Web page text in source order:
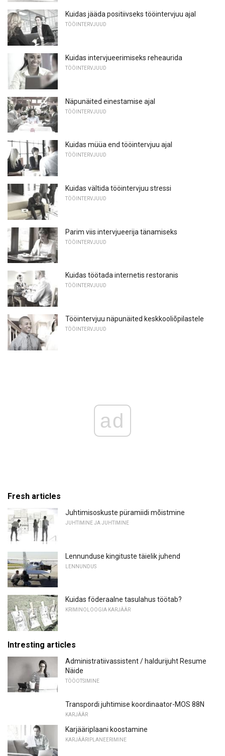
Kuidas jääda positiivseks tööintervjuu ajal
TÖÖINTERVJUUD
Kuidas intervjueerimiseks reheaurida
TÖÖINTERVJUUD
Näpunäited einestamise ajal
TÖÖINTERVJUUD
Kuidas müüa end tööintervjuu ajal
TÖÖINTERVJUUD
Kuidas vältida tööintervjuu stressi
TÖÖINTERVJUUD
Parim viis intervjueerija tänamiseks
TÖÖINTERVJUUD
Kuidas töötada internetis restoranis
TÖÖINTERVJUUD
Tööintervjuu näpunäited keskkooliõpilastele
TÖÖINTERVJUUD
ad
Fresh articles
Juhtimisoskuste püramiidi mõistmine
JUHTIMINE JA JUHTIMINE
Lennunduse kingituste täielik juhend
LENNUNDUS
Kuidas föderaalne tasulahus töötab?
KRIMINOLOOGIA KARJÄÄR
Intresting articles
Administratiivassistent / haldurijuht Resume
Näide
TÖÖOTSIMINE
Transpordi juhtimise koordinaator-MOS 88N
KARJÄÄR
Karjääriplaani koostamine
KARJÄÄRIPLANEERIMINE